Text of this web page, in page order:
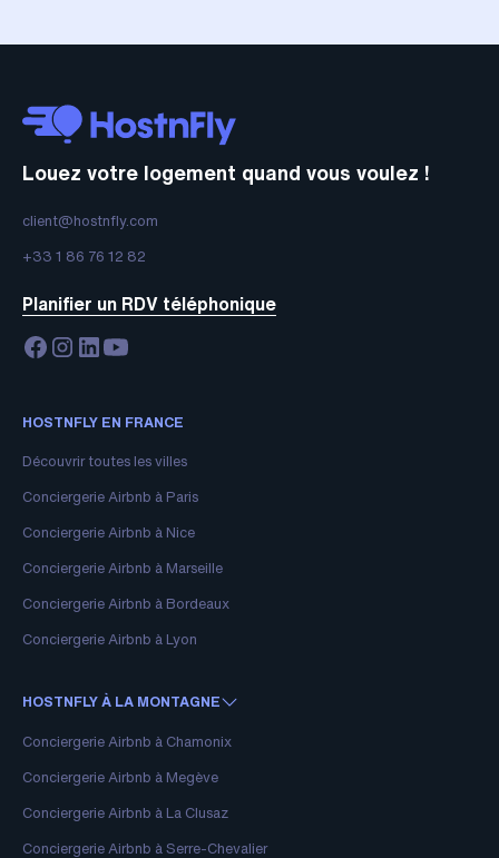
Louez votre logement quand vous voulez !
client@hostnfly.com
+33 1 86 76 12 82
Planifier un RDV téléphonique
HOSTNFLY EN FRANCE
Découvrir toutes les villes
Conciergerie Airbnb à Paris
Conciergerie Airbnb à Nice
Conciergerie Airbnb à Marseille
Conciergerie Airbnb à Bordeaux
Conciergerie Airbnb à Lyon
HOSTNFLY À LA MONTAGNE
Conciergerie Airbnb à Chamonix
Conciergerie Airbnb à Megève
Conciergerie Airbnb à La Clusaz
Conciergerie Airbnb à Serre-Chevalier